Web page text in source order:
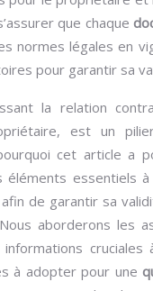
que chaque
normes légales en
pour garantir sa
la relation
est un
cet article a
essentiels à
de garantir sa
aborderons les
cruciales
à adopter pour une